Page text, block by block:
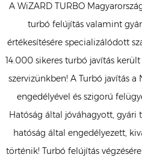
A WiZARD TURBO
turbó felújítás valamint
értékesítésére specializálódott
14.000 sikeres turbó javítás
szervizünkben! A Turbó javítás
engedélyével és szigorú
Hatóság által jóváhagyott, gyári
hatóság által engedélyezett,
történik! Turbó felújítás